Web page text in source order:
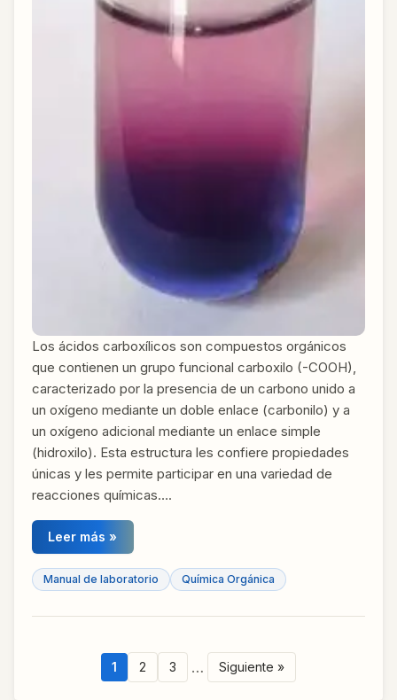
Los ácidos carboxílicos son compuestos orgánicos
que contienen un grupo funcional carboxilo (-COOH),
caracterizado por la presencia de un carbono unido a
un oxígeno mediante un doble enlace (carbonilo) y a
un oxígeno adicional mediante un enlace simple
(hidroxilo). Esta estructura les confiere propiedades
únicas y les permite participar en una variedad de
reacciones químicas….
Leer más »
Manual de laboratorio Química Orgánica
1 2 3 … Siguiente »